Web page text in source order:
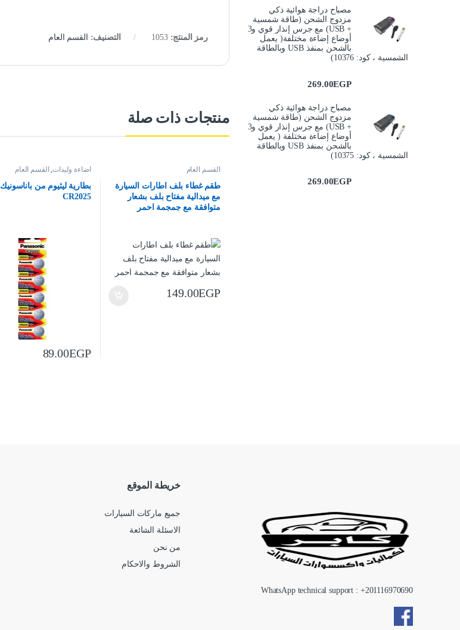
رمز المنتج:1053 التصنيف: القسم العام
منتجات ذات صلة
القسم العام
طقم غطاء بلف اطارات السيارة
مع ميدالية مفتاح بلف بشعار
متوافقة مع جمجمة احمر
149.00EGP
اضاءة وليدات, القسم العام
بطارية ليثيوم من باناسونيك
CR2025
89.00EGP
مصباح دراجة هوائية ذكي
مزدوج الشحن (طاقة شمسية
+ USB) مع جرس إنذار قوي و3
أوضاع إضاءة مختلفة( يعمل
بالشحن بمنفذ USB وبالطاقة
الشمسية ، كود: 10376)
269.00EGP
مصباح دراجة هوائية ذكي
مزدوج الشحن (طاقة شمسية
+ USB) مع جرس إنذار قوي و3
أوضاع إضاءة مختلفة ( يعمل
بالشحن بمنفذ USB وبالطاقة
الشمسية ، كود: 10375)
269.00EGP
WhatsApp technical support : +201116970690
خريطة الموقع
جميع ماركات السيارات
الاسئلة الشائعة
من نحن
الشروط والاحكام